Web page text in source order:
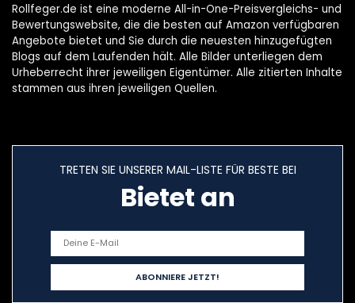
Rollfeger.de ist eine moderne All-in-One-Preisvergleichs- und
Bewertungswebsite, die die besten auf Amazon verfügbaren
Angebote bietet und Sie durch die neuesten hinzugefügten
Blogs auf dem Laufenden hält. Alle Bilder unterliegen dem
Urheberrecht ihrer jeweiligen Eigentümer. Alle zitierten Inhalte
stammen aus ihren jeweiligen Quellen.
TRETEN SIE UNSERER MAIL-LISTE FÜR BESTE BEI
Bietet an